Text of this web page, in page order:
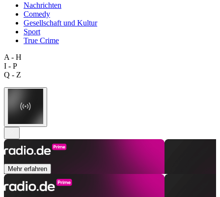
Nachrichten
Comedy
Gesellschaft und Kultur
Sport
True Crime
A - H
I - P
Q - Z
Mehr erfahren